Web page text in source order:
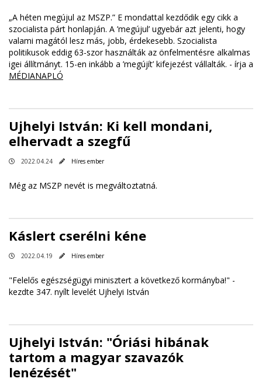
„A héten megújul az MSZP.” E mondattal kezdődik egy cikk a
szocialista párt honlapján. A ’megújul’ ugyebár azt jelenti, hogy
valami magától lesz más, jobb, érdekesebb. Szocialista
politikusok eddig 63-szor használták az önfelmentésre alkalmas
igei állítmányt. 15-en inkább a ’megújít’ kifejezést vállalták. - írja a
MÉDIANAPLÓ
Ujhelyi István: Ki kell mondani,
elhervadt a szegfű
2022.04.24 Híres ember
Még az MSZP nevét is megváltoztatná.
Káslert cserélni kéne
2022.04.19 Híres ember
"Felelős egészségügyi minisztert a következő kormányba!" -
kezdte 347. nyílt levelét Ujhelyi István
Ujhelyi István: "Óriási hibának
tartom a magyar szavazók
lenézését"